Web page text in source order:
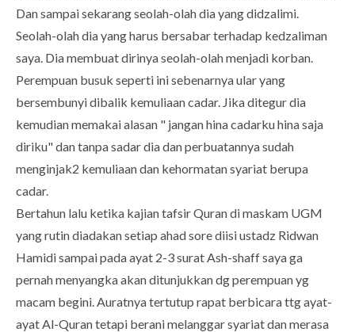
Dan sampai sekarang seolah-olah dia yang didzalimi.
Seolah-olah dia yang harus bersabar terhadap kedzaliman
saya. Dia membuat dirinya seolah-olah menjadi korban.
Perempuan busuk seperti ini sebenarnya ular yang
bersembunyi dibalik kemuliaan cadar. Jika ditegur dia
kemudian memakai alasan " jangan hina cadarku hina saja
diriku" dan tanpa sadar dia dan perbuatannya sudah
menginjak2 kemuliaan dan kehormatan syariat berupa
cadar.
Bertahun lalu ketika kajian tafsir Quran di maskam UGM
yang rutin diadakan setiap ahad sore diisi ustadz Ridwan
Hamidi sampai pada ayat 2-3 surat Ash-shaff saya ga
pernah menyangka akan ditunjukkan dg perempuan yg
macam begini. Auratnya tertutup rapat berbicara ttg ayat-
ayat Al-Quran tetapi berani melanggar syariat dan merasa